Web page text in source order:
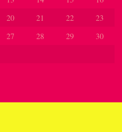
20 21 22
23
27 28 29
30